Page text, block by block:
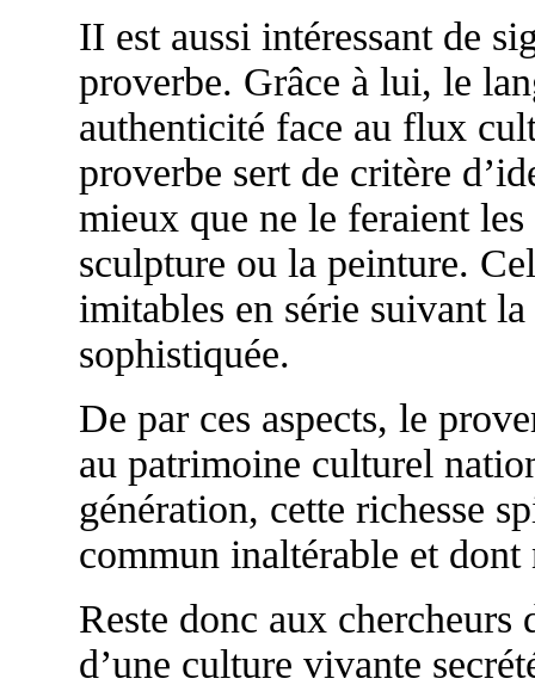
II est aussi intéressant de
proverbe. Grâce à lui, le
authenticité face au flux
proverbe sert de critère
mieux que ne le feraient
sculpture ou la peinture.
imitables en série suivant
sophistiquée.
De par ces aspects, le
au patrimoine culturel
génération, cette richesse
commun inaltérable et
Reste donc aux chercheurs
d’une culture vivante